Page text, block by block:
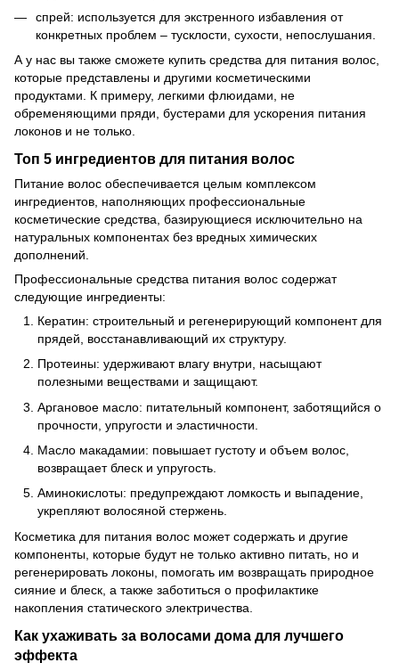
спрей: используется для экстренного избавления от
конкретных проблем – тусклости, сухости, непослушания.
А у нас вы также сможете купить средства для питания волос,
которые представлены и другими косметическими
продуктами. К примеру, легкими флюидами, не
обременяющими пряди, бустерами для ускорения питания
локонов и не только.
Топ 5 ингредиентов для питания волос
Питание волос обеспечивается целым комплексом
ингредиентов, наполняющих профессиональные
косметические средства, базирующиеся исключительно на
натуральных компонентах без вредных химических
дополнений.
Профессиональные средства питания волос содержат
следующие ингредиенты:
Кератин: строительный и регенерирующий компонент для
прядей, восстанавливающий их структуру.
Протеины: удерживают влагу внутри, насыщают
полезными веществами и защищают.
Аргановое масло: питательный компонент, заботящийся о
прочности, упругости и эластичности.
Масло макадамии: повышает густоту и объем волос,
возвращает блеск и упругость.
Аминокислоты: предупреждают ломкость и выпадение,
укрепляют волосяной стержень.
Косметика для питания волос может содержать и другие
компоненты, которые будут не только активно питать, но и
регенерировать локоны, помогать им возвращать природное
сияние и блеск, а также заботиться о профилактике
накопления статического электричества.
Как ухаживать за волосами дома для лучшего
эффекта